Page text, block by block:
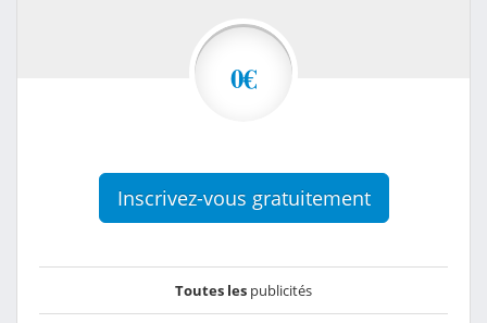
0€
Inscrivez-vous gratuitement
Toutes les publicités